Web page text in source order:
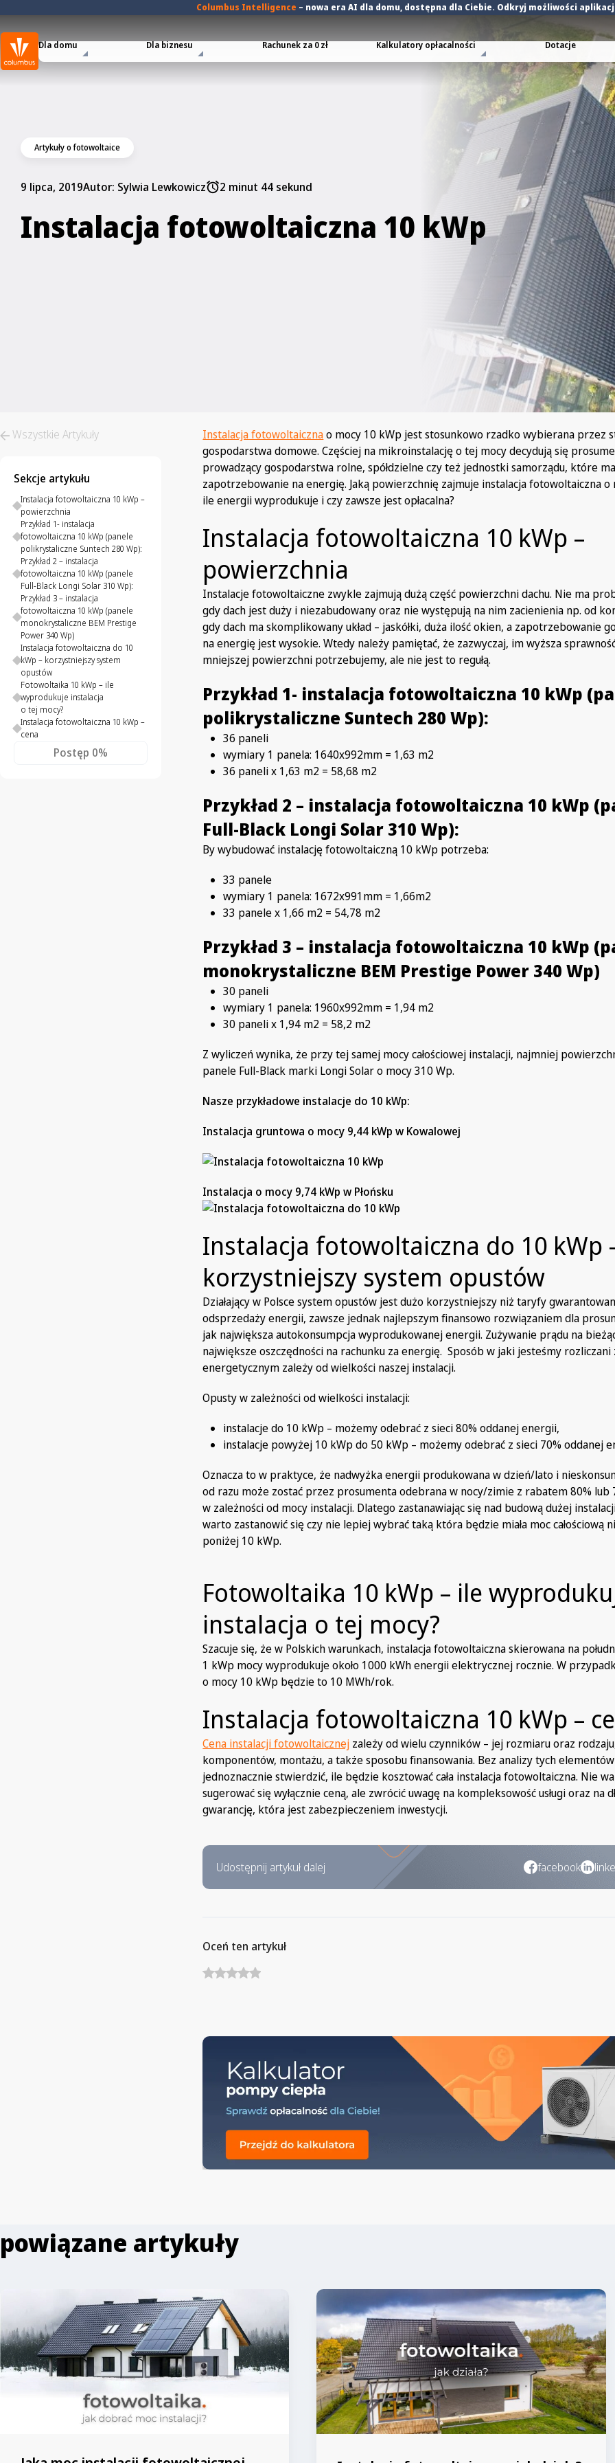
Columbus Intelligence – nowa era AI dla domu, dostępna dla Ciebie. Odkryj możliwości
Dla domu Dla biznesu Rachunek za 0 zł Kalkulatory opłacalności Dotacje
Artykuły o fotowoltaice
9 lipca, 2019Autor: Sylwia Lewkowicz 2 minut 44 sekund
Instalacja fotowoltaiczna 10 kWp
Wszystkie Artykuły
Sekcje artykułu
Instalacja fotowoltaiczna 10 kWp –
powierzchnia
Przykład 1- instalacja
fotowoltaiczna 10 kWp (panele
polikrystaliczne Suntech 280 Wp):
Przykład 2 – instalacja
fotowoltaiczna 10 kWp (panele
Full-Black Longi Solar 310 Wp):
Przykład 3 – instalacja
fotowoltaiczna 10 kWp (panele
monokrystaliczne BEM Prestige
Power 340 Wp)
Instalacja fotowoltaiczna do 10
kWp – korzystniejszy system
opustów
Fotowoltaika 10 kWp – ile
wyprodukuje instalacja
o tej mocy?
Instalacja fotowoltaiczna 10 kWp –
cena
Postęp 0%
Instalacja fotowoltaicznao mocy 10 kWp jest stosunkowo rzadko wybierana przez
gospodarstwa domowe. Częściej na mikroinstalację o tej mocy decydują się
prowadzący gospodarstwa rolne, spółdzielne czy też jednostki samorządu, które
zapotrzebowanie na energię. Jaką powierzchnię zajmuje instalacja fotowoltaiczna o
ile energii wyprodukuje i czy zawsze jest opłacalna?
Instalacja fotowoltaiczna 10 kWp –
powierzchnia
Instalacje fotowoltaiczne zwykle zajmują dużą część powierzchni dachu. Nie ma
gdy dach jest duży i niezabudowany oraz nie występują na nim zacienienia np. od
gdy dach ma skomplikowany układ – jaskółki, duża ilość okien, a zapotrzebowanie
na energię jest wysokie. Wtedy należy pamiętać, że zazwyczaj, im wyższa
mniejszej powierzchni potrzebujemy, ale nie jest to regułą.
Przykład 1- instalacja fotowoltaiczna 10 kWp
polikrystaliczne Suntech 280 Wp):
36 paneli
wymiary 1 panela: 1640x992mm = 1,63 m2
36 paneli x 1,63 m2 = 58,68 m2
Przykład 2 – instalacja fotowoltaiczna 10 kWp
Full-Black Longi Solar 310 Wp):
By wybudować instalację fotowoltaiczną 10 kWp potrzeba:
33 panele
wymiary 1 panela: 1672x991mm = 1,66m2
33 panele x 1,66 m2 = 54,78 m2
Przykład 3 – instalacja fotowoltaiczna 10 kWp
monokrystaliczne BEM Prestige Power 340 Wp)
30 paneli
wymiary 1 panela: 1960x992mm = 1,94 m2
30 paneli x 1,94 m2 = 58,2 m2
Z wyliczeń wynika, że przy tej samej mocy całościowej instalacji, najmniej
panele Full-Black marki Longi Solar o mocy 310 Wp.
Nasze przykładowe instalacje do 10 kWp:
Instalacja gruntowa o mocy 9,44 kWp w Kowalowej
Instalacja o mocy 9,74 kWp w Płońsku
Instalacja fotowoltaiczna do 10 kWp
korzystniejszy system opustów
Działający w Polsce system opustów jest dużo korzystniejszy niż taryfy
odsprzedaży energii, zawsze jednak najlepszym finansowo rozwiązaniem dla
jak największa autokonsumpcja wyprodukowanej energii. Zużywanie prądu na
największe oszczędności na rachunku za energię. Sposób w jaki jesteśmy rozliczani
energetycznym zależy od wielkości naszej instalacji.
Opusty w zależności od wielkości instalacji:
instalacje do 10 kWp – możemy odebrać z sieci 80% oddanej energii,
instalacje powyżej 10 kWp do 50 kWp – możemy odebrać z sieci 70% oddanej
Oznacza to w praktyce, że nadwyżka energii produkowana w dzień/lato i
od razu może zostać przez prosumenta odebrana w nocy/zimie z rabatem 80% lub
w zależności od mocy instalacji. Dlatego zastanawiając się nad budową dużej
warto zastanowić się czy nie lepiej wybrać taką która będzie miała moc całościową
poniżej 10 kWp.
Fotowoltaika 10 kWp – ile
instalacja o tej mocy?
Szacuje się, że w Polskich warunkach, instalacja fotowoltaiczna skierowana na
1 kWp mocy wyprodukuje około 1000 kWh energii elektrycznej rocznie. W
o mocy 10 kWp będzie to 10 MWh/rok.
Instalacja fotowoltaiczna 10 kWp –
Cena instalacji fotowoltaicznej zależy od wielu czynników – jej rozmiaru oraz
komponentów, montażu, a także sposobu finansowania. Bez analizy tych
jednoznacznie stwierdzić, ile będzie kosztować cała instalacja fotowoltaiczna. Nie
sugerować się wyłącznie ceną, ale zwrócić uwagę na kompleksowość usługi oraz na
gwarancję, która jest zabezpieczeniem inwestycji.
Udostępnij artykuł dalej facebook
Oceń ten artykuł
powiązane artykuły